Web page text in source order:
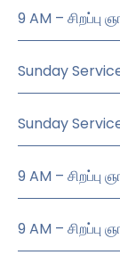
9 AM –
Sunday
Sunday
9 AM – சிறப்பு
9 AM – சிறப்பு